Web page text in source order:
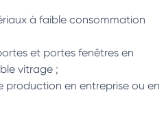
à faible consommation
et portes fenêtres en
vitrage ;
production en entreprise ou en